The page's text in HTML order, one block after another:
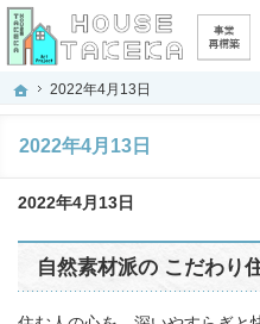
ホーム
2022年4月13日
2022年4月13日
プロの目線からご提案。京都府京都市
京都府京都市の新築・注文住宅・新築
2022年4月13日
自然素材派の こだわり